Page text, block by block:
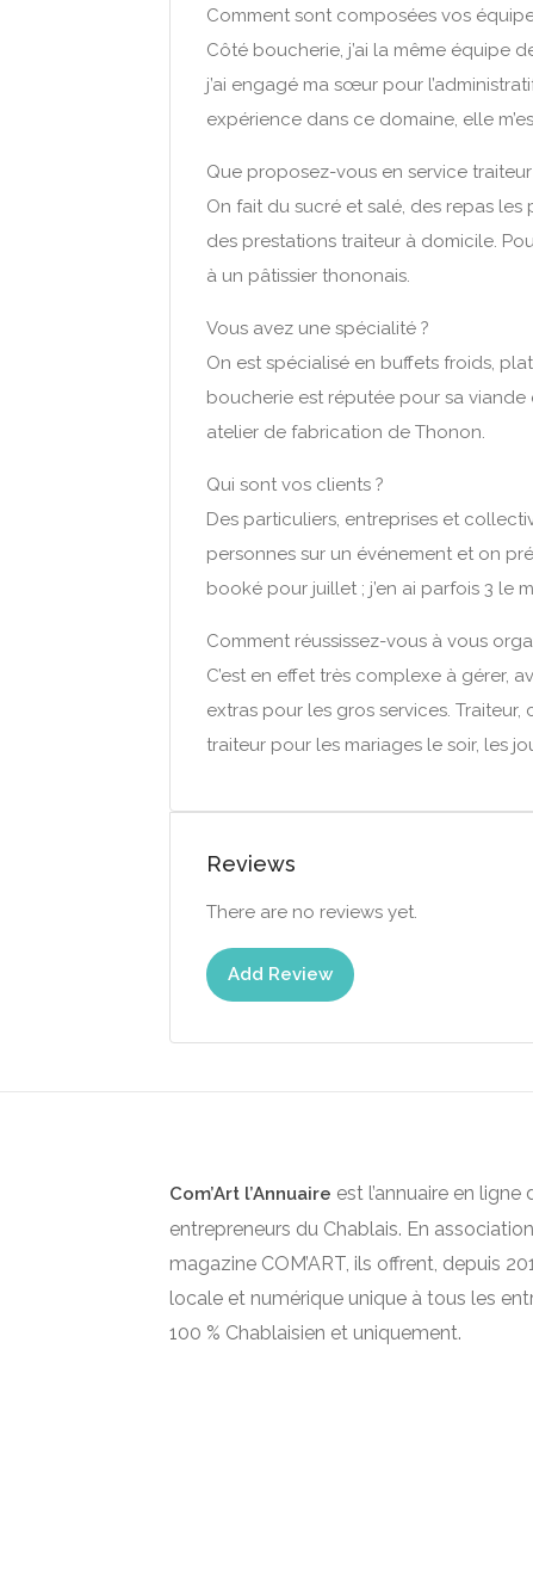
Comment sont composées vos
Côté boucherie, j’ai la même équipe
j’ai engagé ma sœur pour
expérience dans ce domaine, elle
Que proposez-vous en service traiteur
On fait du sucré et salé, des repas
des prestations traiteur à domicile.
à un pâtissier thononais.
Vous avez une spécialité ?
On est spécialisé en buffets froids,
boucherie est réputée pour sa
atelier de fabrication de Thonon.
Qui sont vos clients ?
Des particuliers, entreprises et
personnes sur un événement et on
booké pour juillet ; j’en ai parfois 3 le
Comment réussissez-vous à vous
C’est en effet très complexe à gérer,
extras pour les gros services.
traiteur pour les mariages le soir, les
Reviews
There are no reviews yet.
Add Review
Com’Art l’Annuaire est l’annuaire en ligne
entrepreneurs du Chablais. En
magazine COM’ART, ils offrent, depuis
locale et numérique unique à tous les
100 % Chablaisien et uniquement.